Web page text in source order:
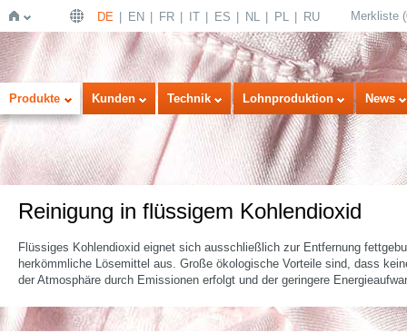
Startseite
DE EN FR IT ES NL PL RU Merkliste (
Produkte Kunden Technik Lohnproduktion News
Reinigung in flüssigem Kohlendioxid
Flüssiges Kohlendioxid eignet sich ausschließlich zur Entfernung
herkömmliche Lösemittel aus. Große ökologische Vorteile sind, dass
der Atmosphäre durch Emissionen erfolgt und der geringere